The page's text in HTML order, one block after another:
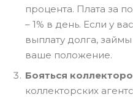
процента. Плата за
– 1% в день. Если у
выплату долга,
ваше положение.
Бояться
коллекторских